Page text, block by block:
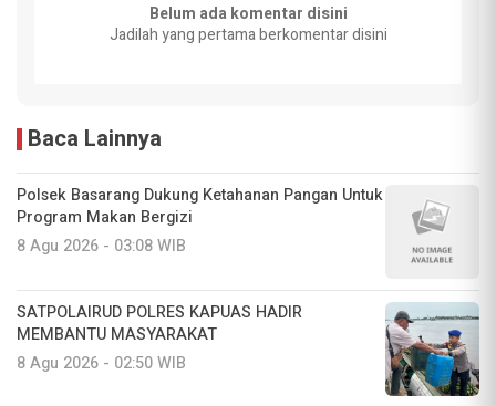
Belum ada komentar disini
Jadilah yang pertama berkomentar disini
Baca Lainnya
Polsek Basarang Dukung Ketahanan Pangan Untuk
Program Makan Bergizi
8 Agu 2026 - 03:08 WIB
SATPOLAIRUD POLRES KAPUAS HADIR
MEMBANTU MASYARAKAT
8 Agu 2026 - 02:50 WIB